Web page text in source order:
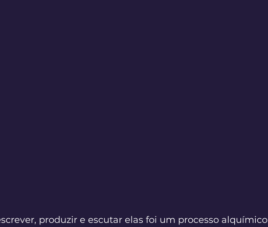
produzir e escutar elas foi um processo alquímico